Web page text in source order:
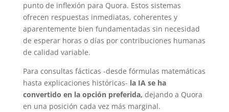
punto de inflexión para Quora. Estos sistemas
ofrecen respuestas inmediatas, coherentes y
aparentemente bien fundamentadas sin necesidad
de esperar horas o días por contribuciones humanas
de calidad variable.
Para consultas fácticas -desde fórmulas matemáticas
hasta explicaciones históricas- la IA se ha
convertido en la opción preferida, dejando a Quora
en una posición cada vez más marginal.